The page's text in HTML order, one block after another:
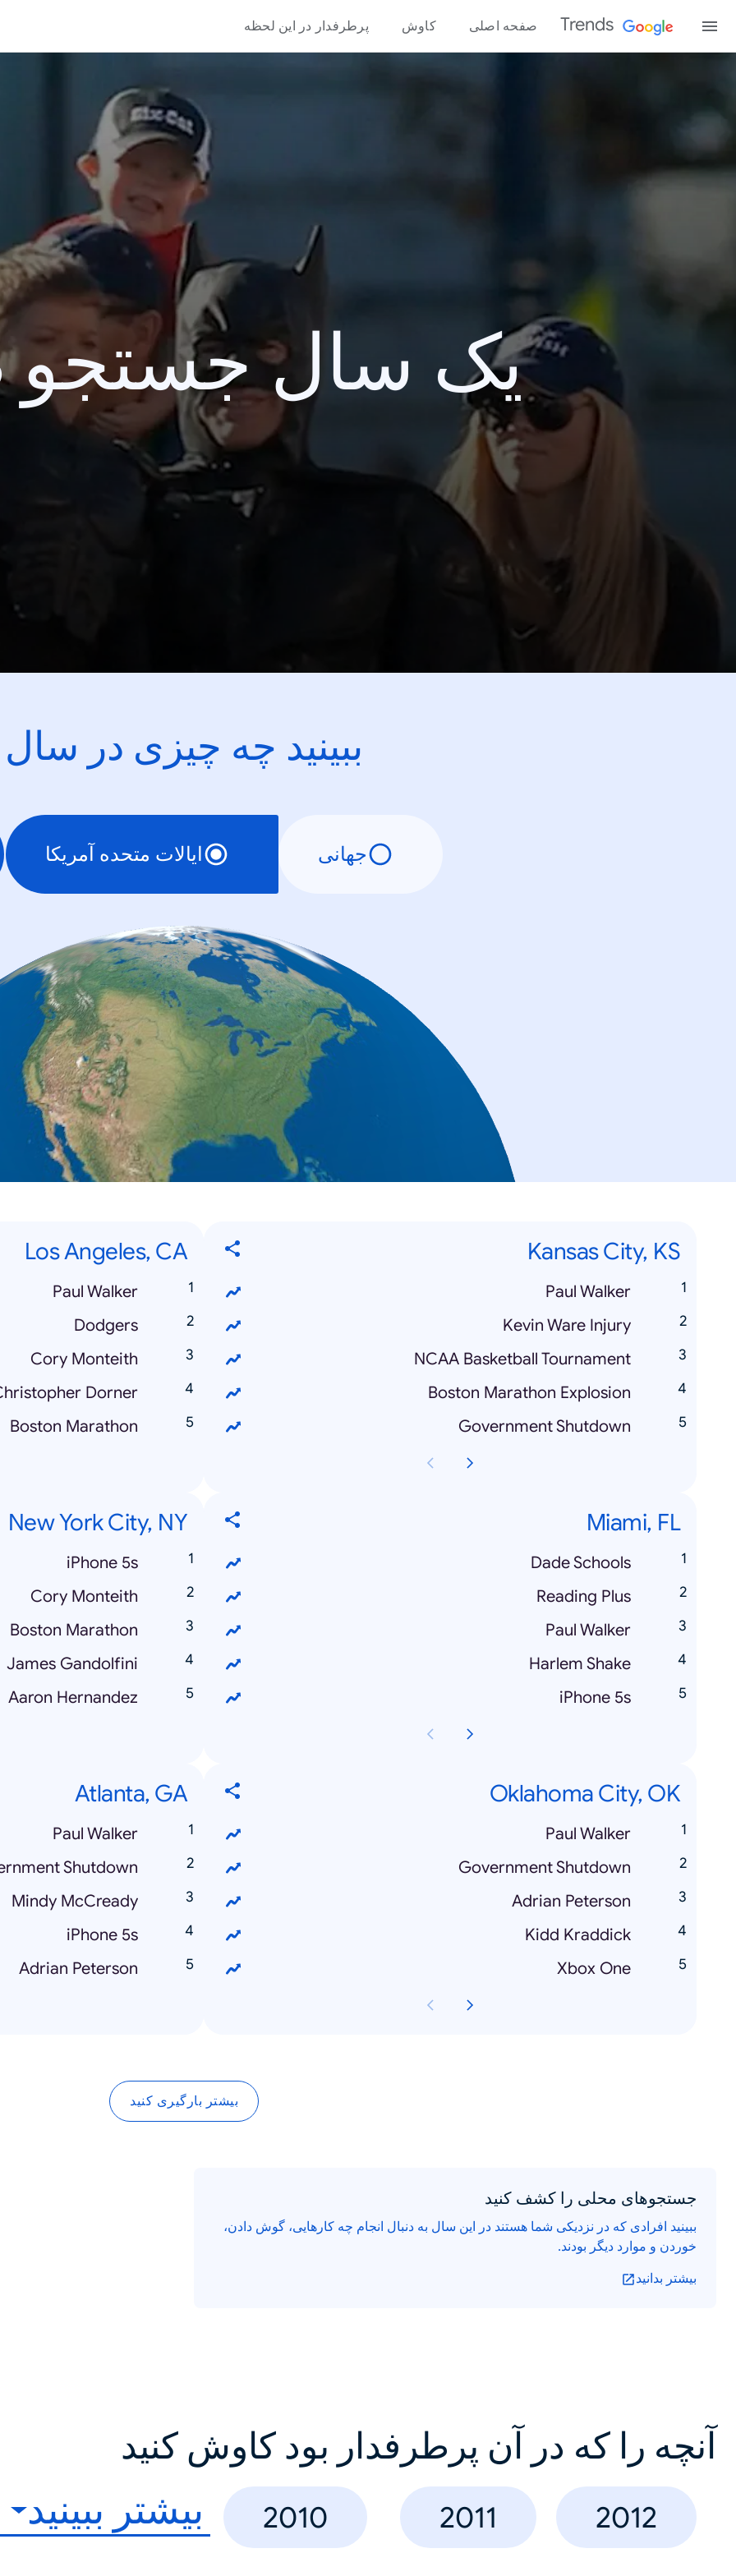
Trends صفحه اصلی کاوش پرطرفدار در این لحظه
یک سال جستجو 2013
ببینید چه چیزی در سال
جهانی ایالات متحده آمریکا
Kansas City, KS
Paul Walker
Kevin Ware Injury
NCAA Basketball Tournament
Boston Marathon Explosion
Government Shutdown
Los Angeles, CA
Paul Walker
Dodgers
Cory Monteith
Dorner
Boston Marathon
Miami, FL
Dade Schools
Reading Plus
Paul Walker
Harlem Shake
iPhone 5s
New York City, NY
iPhone 5s
Cory Monteith
Boston Marathon
James Gandolfini
Aaron Hernandez
Oklahoma City, OK
Paul Walker
Government Shutdown
Adrian Peterson
Kidd Kraddick
Xbox One
Atlanta, GA
Paul Walker
Shutdown
Mindy McCready
iPhone 5s
Adrian Peterson
بیشتر بارگیری کنید
جستجوهای محلی را کشف کنید
ببینید افرادی که در نزدیکی شما هستند در این سال به دنبال انجام چه کارهایی، گوش دادن،
خوردن و موارد دیگر بودند.
بیشتر بدانید
آنچه را که در آن پرطرفدار بود کاوش کنید
2012
2011
2010 بیشتر ببینید